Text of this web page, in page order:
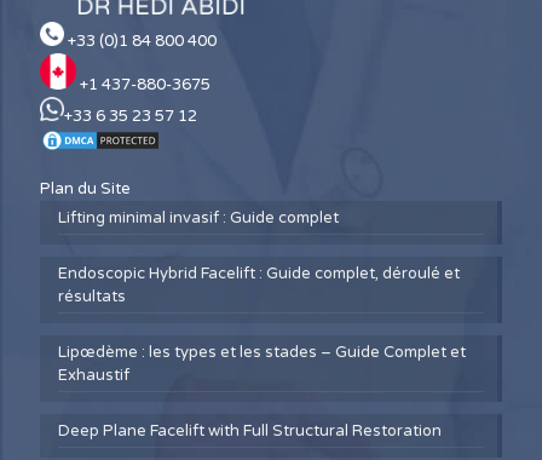
+33 (0)1 84 800 400
+1 437-880-3675
+33 6 35 23 57 12
Plan du Site
Lifting minimal invasif : Guide complet
Endoscopic Hybrid Facelift : Guide complet, déroulé et
résultats
Lipœdème : les types et les stades – Guide Complet et
Exhaustif
Deep Plane Facelift with Full Structural Restoration